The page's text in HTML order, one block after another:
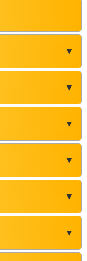
▼
▼
▼
▼
▼
▼